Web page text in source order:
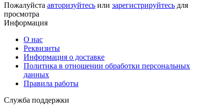
Пожалуйста авторизуйтесь или зарегистрируйтесь для
просмотра
Информация
О нас
Реквизиты
Информация о доставке
Политика в отношении обработки персональных
данных
Правила работы
Служба поддержки